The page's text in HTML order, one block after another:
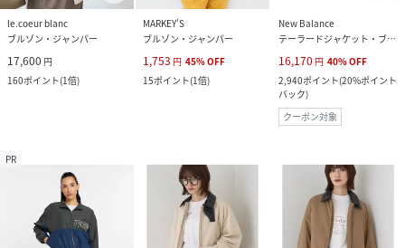
le.coeur blanc
ブルゾン・ジャンパー
17,600 円
160ポイント(1倍)
MARKEY’S
ブルゾン・ジャンパー
1,753 円 45%OFF
15ポイント(1倍)
New Balance
テーラードジャケット・ブレザー
16,170 円 40%OFF
2,940ポイント(20%ポイント
バック)
クーポン対象
PR